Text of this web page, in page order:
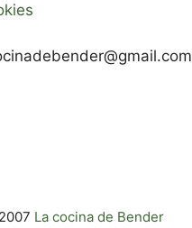
La cocina de Bender